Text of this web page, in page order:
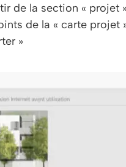
de la section « projet
de la « carte projet
»